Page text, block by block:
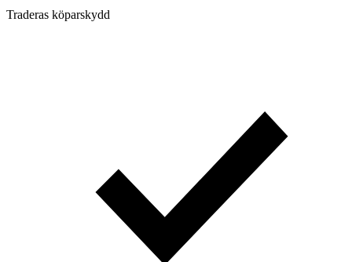
Traderas köparskydd